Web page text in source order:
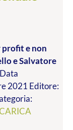
profit e non
e Salvatore
2021 Editore: